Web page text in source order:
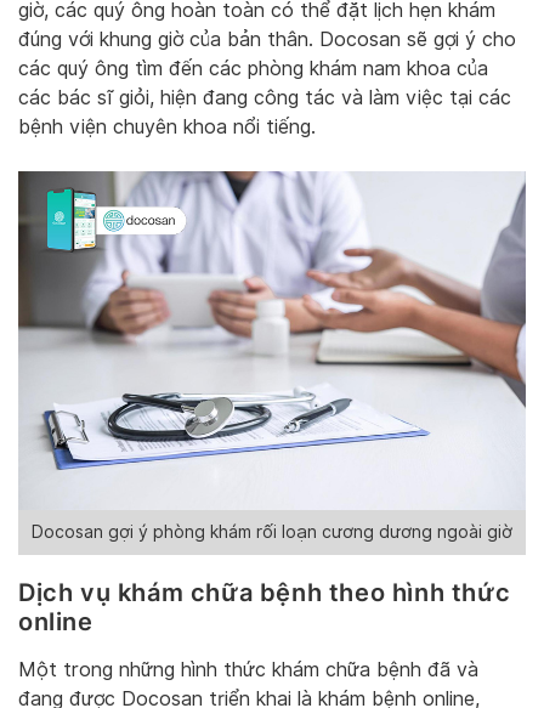
giờ, các quý ông hoàn toàn có thể đặt lịch hẹn khám
đúng với khung giờ của bản thân. Docosan sẽ gợi ý cho
các quý ông tìm đến các phòng khám nam khoa của
các bác sĩ giỏi, hiện đang công tác và làm việc tại các
bệnh viện chuyên khoa nổi tiếng.
Docosan gợi ý phòng khám rối loạn cương dương ngoài giờ
Dịch vụ khám chữa bệnh theo hình thức
online
Một trong những hình thức khám chữa bệnh đã và
đang được Docosan triển khai là khám bệnh online,